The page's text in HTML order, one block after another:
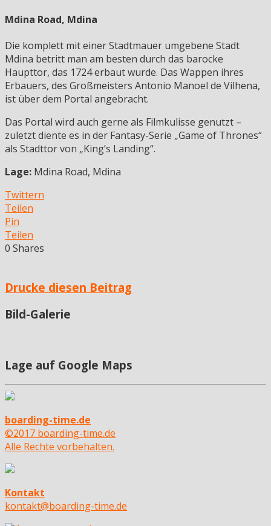
Mdina Road, Mdina
Die komplett mit einer Stadtmauer umgebene Stadt
Mdina betritt man am besten durch das barocke
Haupttor, das 1724 erbaut wurde. Das Wappen ihres
Erbauers, des Großmeisters Antonio Manoel de Vilhena,
ist über dem Portal angebracht.
Das Portal wird auch gerne als Filmkulisse genutzt –
zuletzt diente es in der Fantasy-Serie „Game of Thrones“
als Stadttor von „King’s Landing“.
Lage: Mdina Road, Mdina
Twittern
Teilen
Pin
Teilen
0 Shares
Drucke diesen Beitrag
Bild-Galerie
Lage auf Google Maps
boarding-time.de
©2017 boarding-time.de
Alle Rechte vorbehalten.
Kontakt
kontakt@boarding-time.de